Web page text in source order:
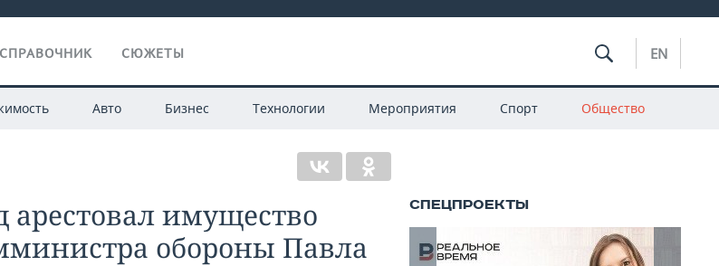
СПРАВОЧНИК СЮЖЕТЫ EN
Авто Бизнес Технологии Мероприятия Спорт Общество
арестовал имущество
обороны Павла